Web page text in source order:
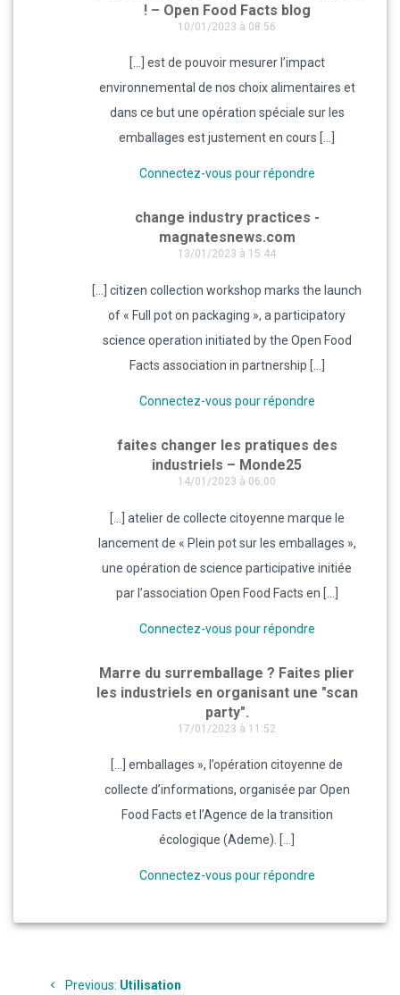
! – Open Food Facts blog
10/01/2023 à 08:56
[…] est de pouvoir mesurer l’impact
environnemental de nos choix alimentaires et
dans ce but une opération spéciale sur les
emballages est justement en cours […]
Connectez-vous pour répondre
change industry practices -
magnatesnews.com
13/01/2023 à 15:44
[…] citizen collection workshop marks the launch
of « Full pot on packaging », a participatory
science operation initiated by the Open Food
Facts association in partnership […]
Connectez-vous pour répondre
faites changer les pratiques des
industriels – Monde25
14/01/2023 à 06:00
[…] atelier de collecte citoyenne marque le
lancement de « Plein pot sur les emballages »,
une opération de science participative initiée
par l’association Open Food Facts en […]
Connectez-vous pour répondre
Marre du surremballage ? Faites plier
les industriels en organisant une "scan
party".
17/01/2023 à 11:52
[…] emballages », l’opération citoyenne de
collecte d’informations, organisée par Open
Food Facts et l’Agence de la transition
écologique (Ademe). […]
Connectez-vous pour répondre
Previous: Previous
Utilisation